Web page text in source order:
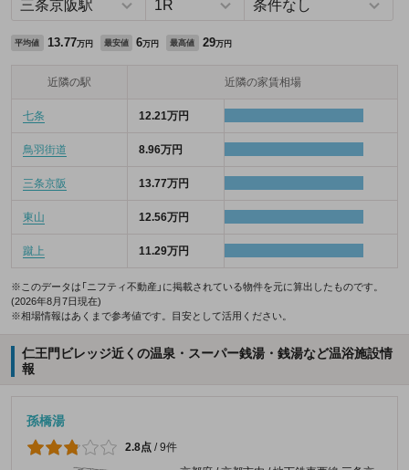
平均値 13.77万円 最安値 6万円 最高値 29万円
近隣の駅 近隣の家賃相場
七条 12.21万円
鳥羽街道 8.96万円
三条京阪 13.77万円
東山 12.56万円
蹴上 11.29万円
※このデータは「ニフティ不動産」に掲載されている物件を元に算出したものです。
(2026年8月7日現在)
※相場情報はあくまで参考値です。目安として活用ください。
仁王門ビレッジ近くの温泉・スーパー銭湯・銭湯など温浴施設情
報
孫橋湯
2.8点 /9件